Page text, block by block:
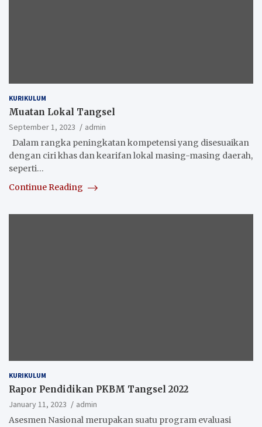
KURIKULUM
Muatan Lokal Tangsel
September 1, 2023
admin
Dalam rangka peningkatan kompetensi yang disesuaikan
dengan ciri khas dan kearifan lokal masing-masing daerah,
seperti…
Continue Reading
KURIKULUM
Rapor Pendidikan PKBM Tangsel 2022
January 11, 2023
admin
Asesmen Nasional merupakan suatu program evaluasi